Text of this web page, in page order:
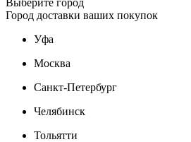
Город доставки ваших покупок
Уфа
Москва
Санкт-Петербург
Челябинск
Тольятти